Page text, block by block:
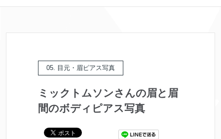
05. 目元・眉ピアス写真
ミックトムソンさんの眉と眉
間のボディピアス写真